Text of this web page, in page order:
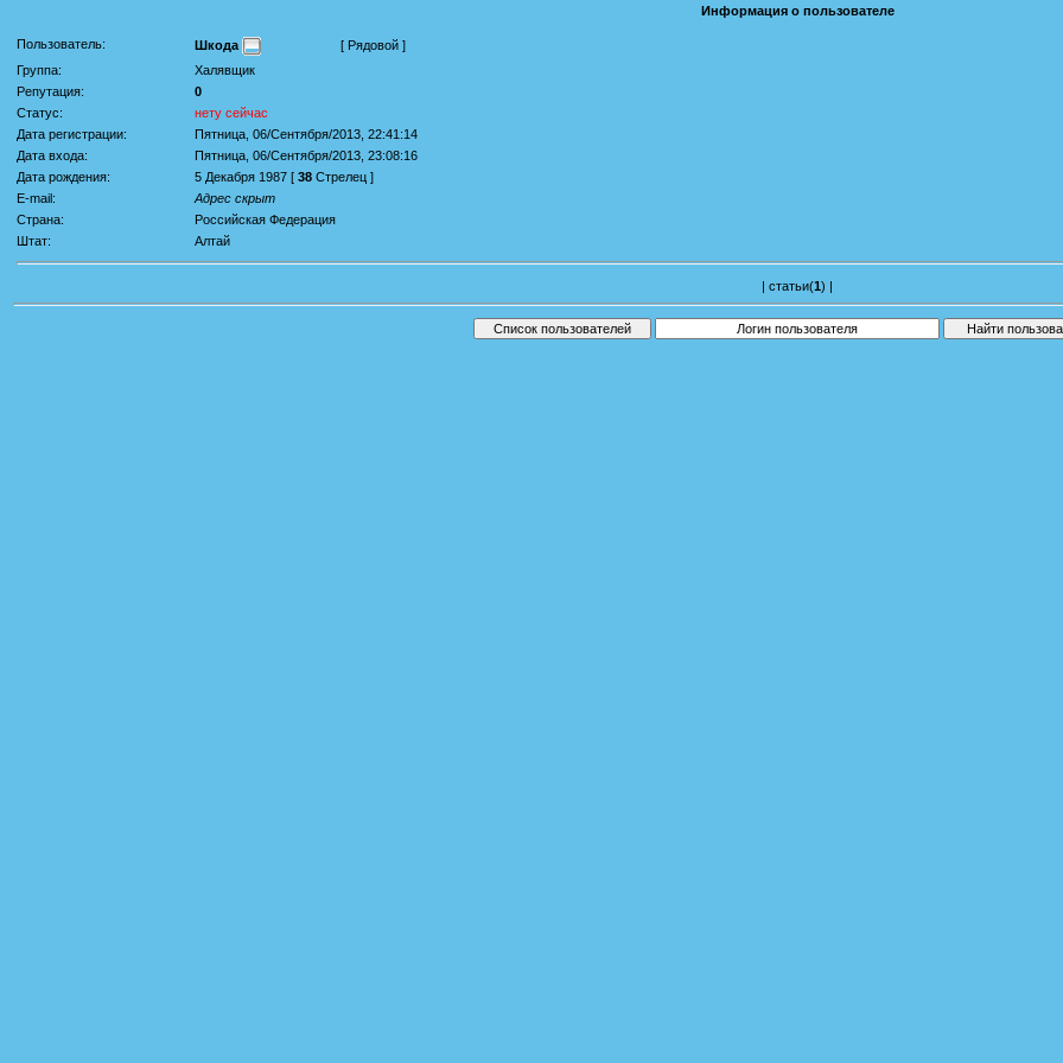
Информация о пользователе
Пользователь: Шкода
[ Рядовой ]
Группа:
Халявщик
Репутация:
0
Статус:
нету сейчас
Дата регистрации:
Пятница, 06/Сентября/2013, 22:41:14
Дата входа:
Пятница, 06/Сентября/2013, 23:08:16
Дата рождения:
5 Декабря 1987 [ 38 Стрелец ]
E-mail:
Адрес скрыт
Страна:
Российская Федерация
Штат:
Алтай
| статьи(1) |